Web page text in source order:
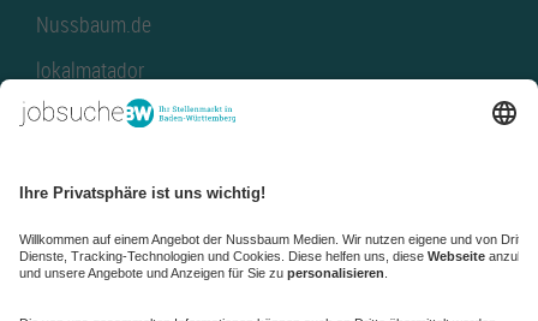
Nussbaum.de
lokalmatador
kaufinBW
NussbaumID
Nussbaum Medien